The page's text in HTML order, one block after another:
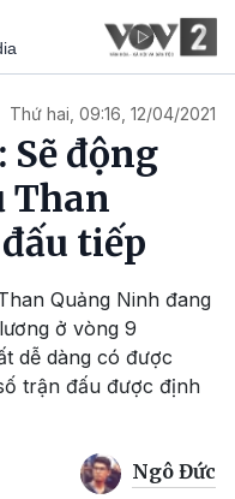
Thứ hai, 09:16, 12/04/2021
Sẽ động
Than
tiếp
Quảng Ninh đang
ở vòng 9
dễ dàng có được
trận đấu được định
Ngô Đức